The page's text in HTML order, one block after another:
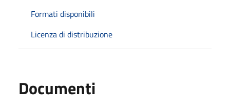
Formati disponibili
Licenza di distribuzione
Documenti